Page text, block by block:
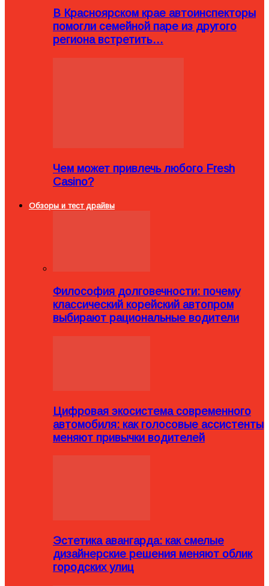
В Красноярском крае автоинспекторы
помогли семейной паре из другого
региона встретить…
Чем может привлечь любого Fresh
Casino?
Обзоры и тест драйвы
Философия долговечности: почему
классический корейский автопром
выбирают рациональные водители
Цифровая экосистема современного
автомобиля: как голосовые ассистенты
меняют привычки водителей
Эстетика авангарда: как смелые
дизайнерские решения меняют облик
городских улиц